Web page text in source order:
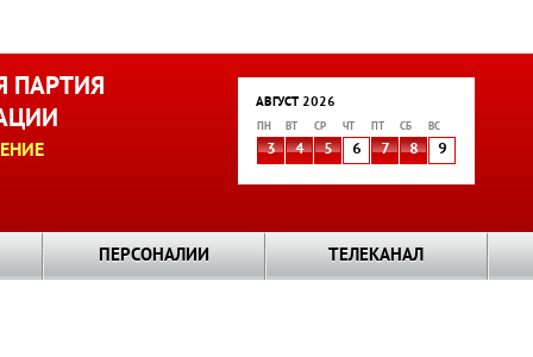
ПАРТИЯ
АВГУСТ 2026
ПН ВТ СР ЧТ СБ ВС
3 4 5 6 7 8 9
ПЕРСОНАЛИИ ТЕЛЕКАНАЛ